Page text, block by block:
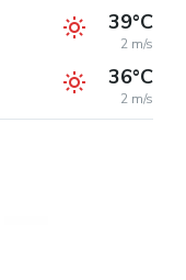
39°C
2 m/s
36°C
2 m/s